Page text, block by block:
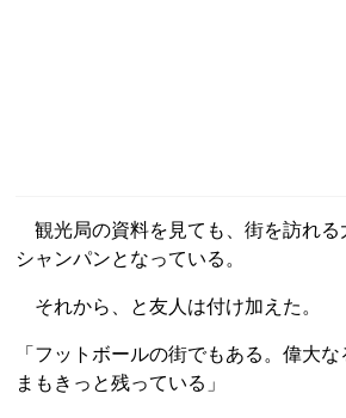
観光局の資料を見ても、街を訪れる
シャンパンとなっている。
それから、と友人は付け加えた。
「フットボールの街でもある。偉大
まもきっと残っている」